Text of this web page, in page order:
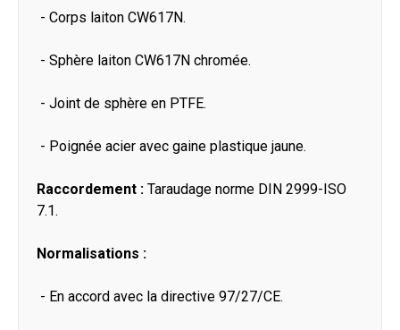
- Corps laiton CW617N.
- Sphère laiton CW617N chromée.
- Joint de sphère en PTFE.
- Poignée acier avec gaine plastique jaune.
Raccordement : Taraudage norme DIN 2999-ISO
7.1.
Normalisations :
- En accord avec la directive 97/27/CE.